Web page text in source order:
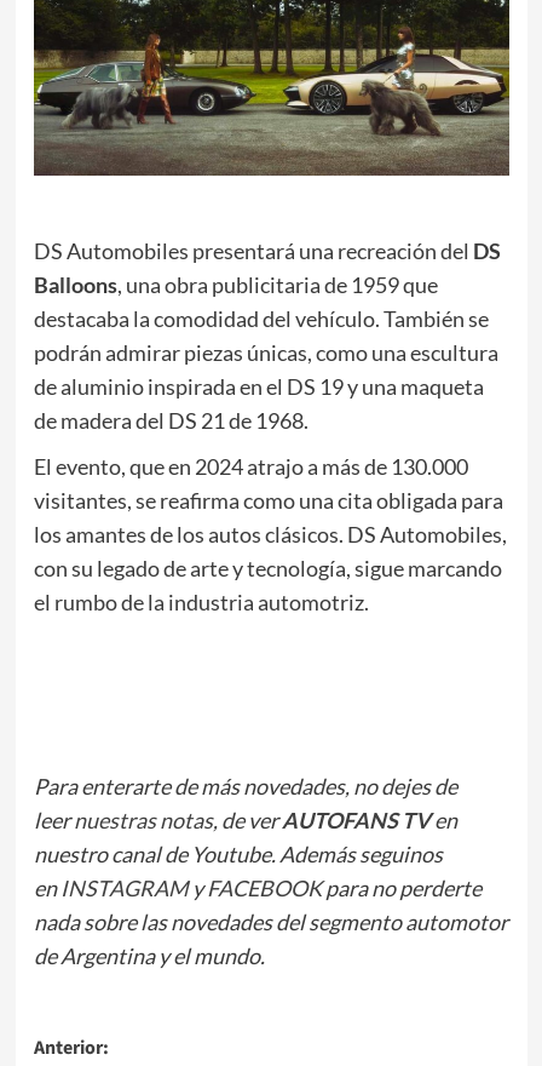
DS Automobiles presentará una recreación del DS
Balloons, una obra publicitaria de 1959 que
destacaba la comodidad del vehículo. También se
podrán admirar piezas únicas, como una escultura
de aluminio inspirada en el DS 19 y una maqueta
de madera del DS 21 de 1968.
El evento, que en 2024 atrajo a más de 130.000
visitantes, se reafirma como una cita obligada para
los amantes de los autos clásicos. DS Automobiles,
con su legado de arte y tecnología, sigue marcando
el rumbo de la industria automotriz.
Para enterarte de más novedades, no dejes de
leernuestras notas, de ver AUTOFANS TVen
nuestro canal de Youtube. Además seguinos
enINSTAGRAMyFACEBOOKpara no perderte
nada sobre las novedades del segmento automotor
de Argentina y el mundo.
Navegación
Anterior: